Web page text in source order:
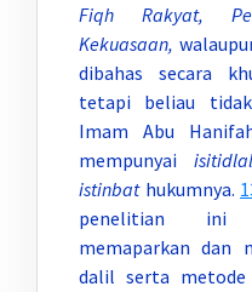
Fiqh Rakyat,
Kekuasaan,
dibahas secara
tetapi beliau
Imam Abu
mempunyai isitidlal
istinbathukumnya.
penelitian ini
memaparkan dan
dalil serta